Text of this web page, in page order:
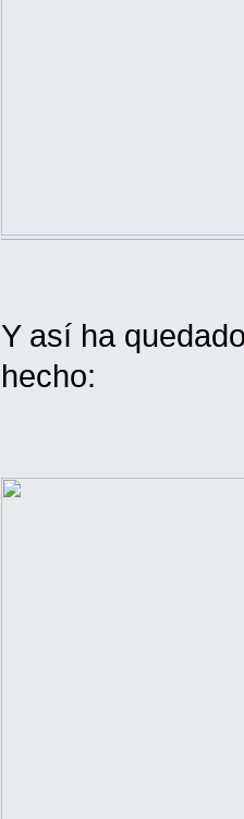
Y así ha
hecho: